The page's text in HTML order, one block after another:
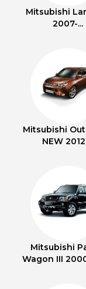
Mitsubishi
2007-...
Mitsubishi
NEW
Mitsubishi
Wagon III